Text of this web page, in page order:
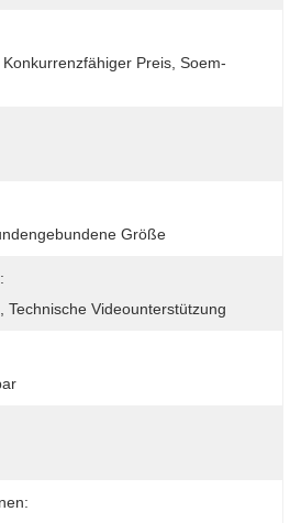
Preis, Soem-
Größe
Technische Videounterstützung